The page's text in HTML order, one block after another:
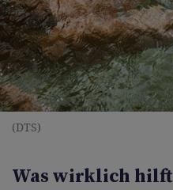
(DTS)
Was wirklich hilft